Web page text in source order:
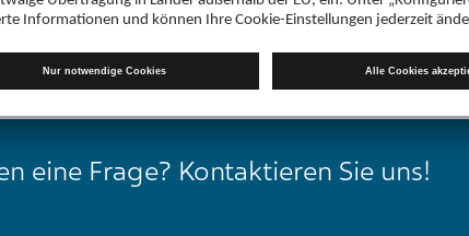
Sie haben Probleme
eine Frage? Kontaktieren Sie uns!